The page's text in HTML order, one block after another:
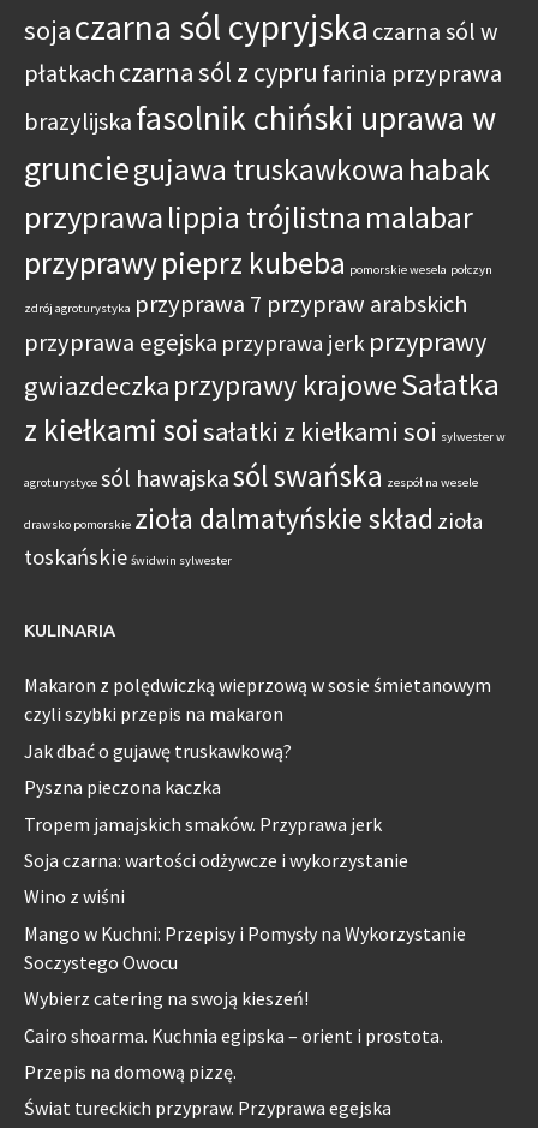
sojaczarna sól cypryjska czarna sól w
płatkachczarna sól z cypru farinia przyprawa
brazylijskafasolnik chiński uprawa w
grunciegujawa truskawkowa habak
przyprawalippia trójlistna malabar
przyprawypieprz kubeba pomorskie wesela połczyn
zdrój agroturystyka przyprawa 7 przypraw arabskich
przyprawa egejska przyprawa jerk przyprawy
gwiazdeczka przyprawy krajoweSałatka
z kiełkami soisałatki z kiełkami soi sylwester w
agroturystyce sól hawajskasól swańska zespół na wesele
drawsko pomorskie zioła dalmatyńskie skład zioła
toskańskie świdwin sylwester
KULINARIA
Makaron z polędwiczką wieprzową w sosie śmietanowym
czyli szybki przepis na makaron
Jak dbać o gujawę truskawkową?
Pyszna pieczona kaczka
Tropem jamajskich smaków. Przyprawa jerk
Soja czarna: wartości odżywcze i wykorzystanie
Wino z wiśni
Mango w Kuchni: Przepisy i Pomysły na Wykorzystanie
Soczystego Owocu
Wybierz catering na swoją kieszeń!
Cairo shoarma. Kuchnia egipska – orient i prostota.
Przepis na domową pizzę.
Świat tureckich przypraw. Przyprawa egejska